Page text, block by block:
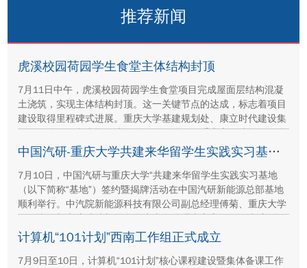
推荐新闻
虎溪校园荷园学生食堂主体结构封顶
7月11日中午，虎溪校园荷园学生食堂项目完成屋面层结构混凝
土浇筑，实现主体结构封顶。这一关键节点的达成，标志着项目
建设取得里程碑式进展。重庆大学基建规划处、康立时代建设集
团有限公司、湖南顺天建设集团有限公司、重庆方郡建设工程咨
询有限公司等参建单位代表现场参与封顶仪式。
中国汽研-重庆大学共建来华留学生实践实习基地签约暨揭牌活动举行
7月10日，中国汽研与重庆大学“共建来华留学生实践实习基地
（以下简称“基地”）签约暨揭牌活动在中国汽研新能源总部基地
顺利举行。中汽院新能源科技有限公司副总经理傅菊、重庆大学
国际合作与交流处处长兼留学生事务管理中心主任阳春出席活
动，双方相关职能负责人、教师代表及来华留学生代表共同参
与。
计算机“101计划”西南工作组正式成立
7月9日至10日，计算机“101计划”核心课程建设暨集体备课工作